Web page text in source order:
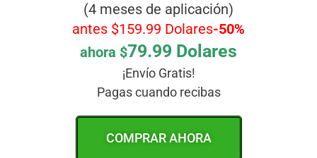
(4 meses de aplicación)
antes $159.99 Dolares-50%
ahora $79.99 Dolares
¡Envío Gratis!
Pagas cuando recibas
COMPRAR AHORA